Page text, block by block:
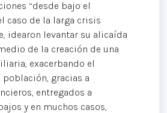
“desde bajo el
caso de la larga crisis
idearon levantar su alicaída
de la creación de una
exacerbando el
gracias a
entregados a
y en muchos casos,